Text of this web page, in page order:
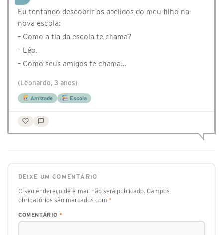
Eu tentando descobrir os apelidos do meu filho na
nova escola:
– Como a tia da escola te chama?
– Léo.
– Como seus amigos te chama…
(Leonardo, 3 anos)
Amizade Escola
DEIXE UM COMENTÁRIO
O seu endereço de e-mail não será publicado. Campos
obrigatórios são marcados com *
COMENTÁRIO *